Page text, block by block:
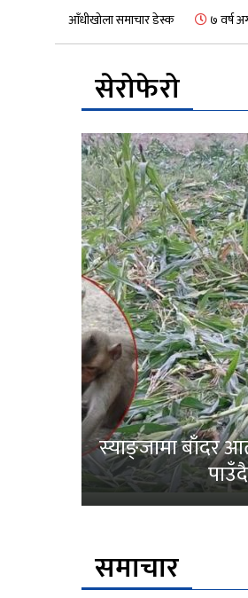
आँधीखोला समाचार डेस्क ७ वर्ष
सेरोफेरो
स्याङ्जामा बाँदर
समाचार